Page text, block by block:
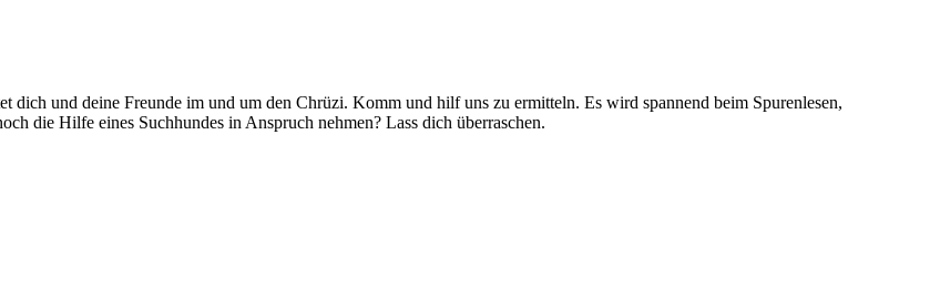
dich und deine Freunde im und um den Chrüzi. Komm und hilf uns zu ermitteln. Es wird spannend beim Spurenlesen,
die Hilfe eines Suchhundes in Anspruch nehmen? Lass dich überraschen.